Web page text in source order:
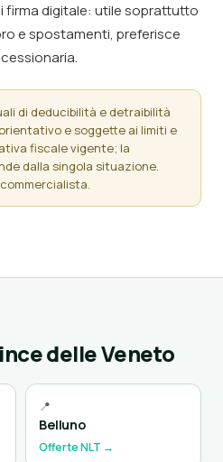
firma digitale: utile soprattutto
e spostamenti, preferisce
di deducibilità e detraibilità
e soggette ai limiti e
fiscale vigente; la
dalla singola situazione.
delle Veneto
📍
Belluno
Offerte NLT →